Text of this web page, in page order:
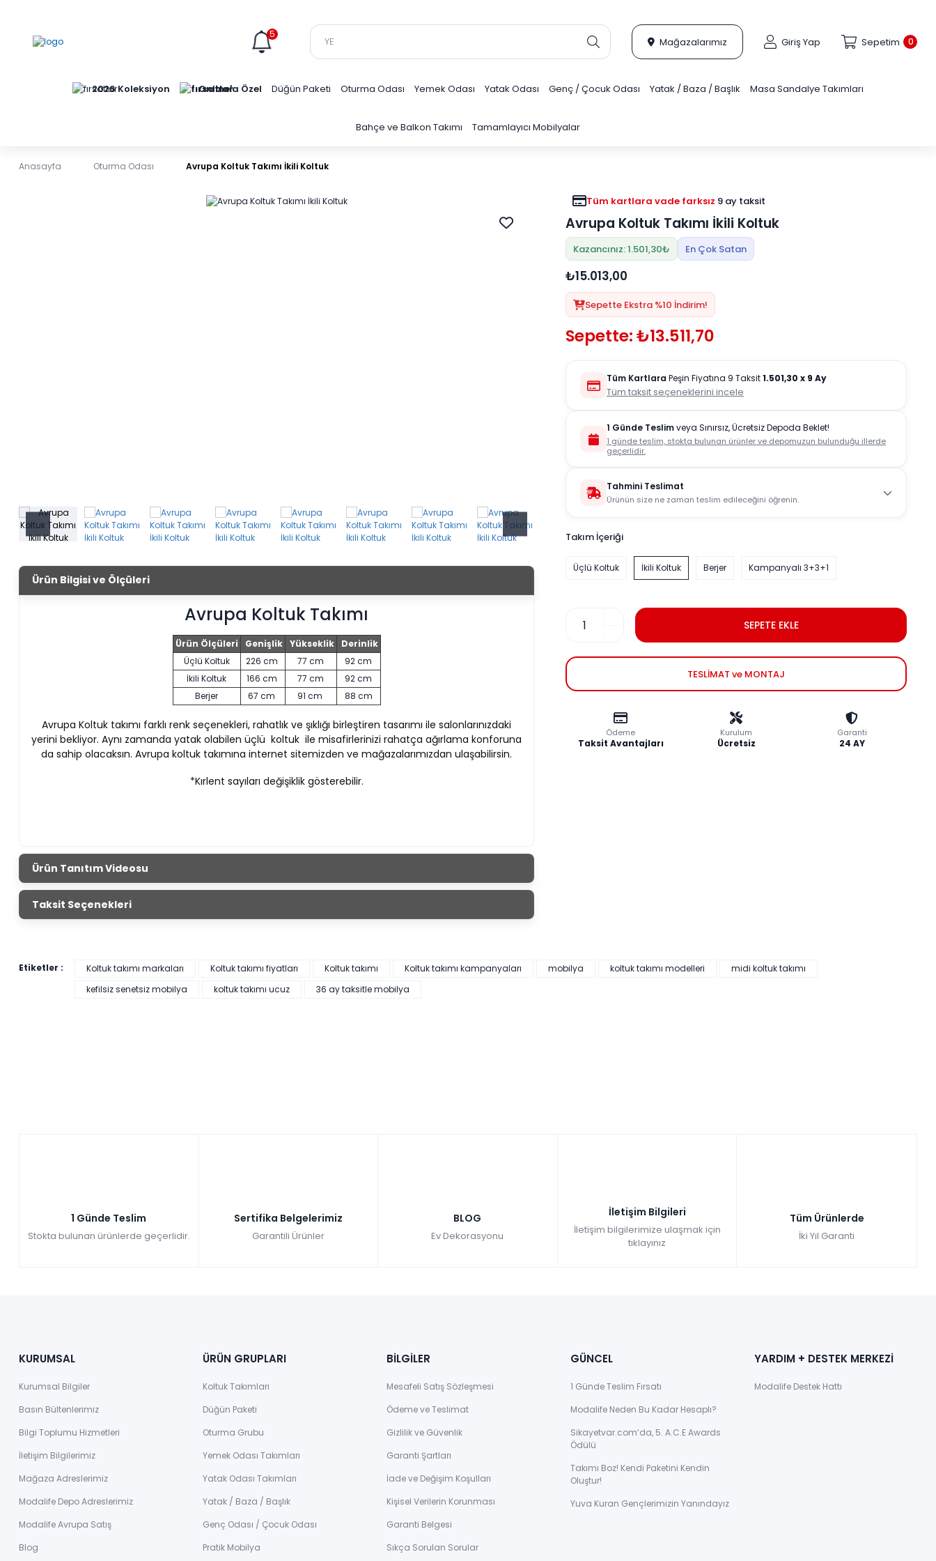
5
Mağazalarımız Giriş Yap 0
Sepetim
2026 Koleksiyon Online'a Özel Düğün Paketi Oturma Odası Yemek Odası Yatak Odası Genç / Çocuk Odası Yatak / Baza / Başlık Masa Sandalye Takımları
Bahçe ve Balkon Takımı Tamamlayıcı Mobilyalar
Anasayfa Oturma Odası Avrupa Koltuk Takımı İkili Koltuk
Ürün Bilgisi ve Ölçüleri
Avrupa Koltuk Takımı
Ürün Ölçüleri Genişlik Yükseklik
Derinlik
Üçlü Koltuk
226 cm 77 cm
92 cm
İkili Koltuk
166 cm 77 cm
92 cm
Berjer
67 cm 91 cm 88 cm
Avrupa Koltuk takımı farklı renk seçenekleri, rahatlık ve şıklığı birleştiren tasarımı ile salonlarınızdaki
yerini bekliyor. Aynı zamanda yatak olabilen üçlü koltuk ile misafirlerinizi rahatça ağırlama konforuna
da sahip olacaksın. Avrupa koltuk takımına internet sitemizden ve mağazalarımızdan ulaşabilirsin.
*Kırlent sayıları değişiklik gösterebilir.
Ürün Tanıtım Videosu
Taksit Seçenekleri
Tüm kartlara vade farksız 9 ay taksit
Avrupa Koltuk Takımı İkili Koltuk
Kazancınız: 1.501,30₺ En Çok Satan
₺15.013,00
Sepette Ekstra %10 İndirim!
Sepette: ₺13.511,70
Tüm Kartlara Peşin Fiyatına 9 Taksit1.501,30 x 9 Ay
Tüm taksit seçeneklerini incele
1 Günde Teslimveya Sınırsız, Ücretsiz Depoda Beklet!
1 günde teslim, stokta bulunan ürünler ve depomuzun bulunduğu illerde
geçerlidir.
Tahmini Teslimat
Ürünün size ne zaman teslim edileceğini öğrenin.
Takım İçeriği
Üçlü Koltuk İkili Koltuk Berjer Kampanyalı 3+3+1
SEPETE EKLE
TESLİMAT ve MONTAJ
Ödeme
Taksit Avantajları
Kurulum
Ücretsiz
Garanti
24 AY
Etiketler : Koltuk takımı markaları Koltuk takımı fiyatları Koltuk takımı Koltuk takımı kampanyaları mobilya koltuk takımı modelleri
midi koltuk takımı
kefilsiz senetsiz mobilya
koltuk takımı ucuz 36 ay taksitle mobilya
1 Günde Teslim
Stokta bulunan ürünlerde geçerlidir.
Sertifika Belgelerimiz
Garantili Ürünler
BLOG
Ev Dekorasyonu
İletişim Bilgileri
İletişim bilgilerimize ulaşmak için
tıklayınız
Tüm Ürünlerde
İki Yıl Garanti
KURUMSAL
Kurumsal Bilgiler
Basın Bültenlerimiz
Bilgi Toplumu Hizmetleri
İletişim Bilgilerimiz
Mağaza Adreslerimiz
Modalife Depo Adreslerimiz
Modalife Avrupa Satış
Blog
ÜRÜN GRUPLARI
Koltuk Takımları
Düğün Paketi
Oturma Grubu
Yemek Odası Takımları
Yatak Odası Takımları
Yatak / Baza / Başlık
Genç Odası / Çocuk Odası
Pratik Mobilya
BİLGİLER
Mesafeli Satış Sözleşmesi
Ödeme ve Teslimat
Gizlilik ve Güvenlik
Garanti Şartları
İade ve Değişim Koşulları
Kişisel Verilerin Korunması
Garanti Belgesi
Sıkça Sorulan Sorular
GÜNCEL
1 Günde Teslim Fırsatı
Modalife Neden Bu Kadar Hesaplı?
Sikayetvar.com’da, 5. A.C.E Awards
Ödülü
Takımı Boz! Kendi Paketini Kendin
Oluştur!
Yuva Kuran Gençlerimizin Yanındayız
YARDIM + DESTEK MERKEZİ
Modalife Destek Hattı